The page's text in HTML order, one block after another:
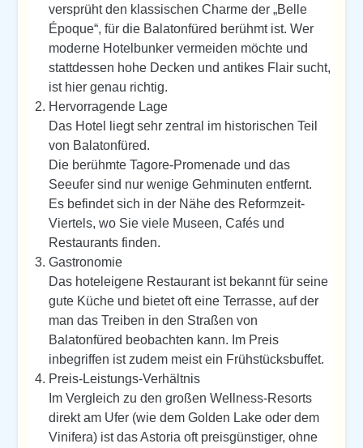
versprüht den klassischen Charme der „Belle
Époque“, für die Balatonfüred berühmt ist. Wer
moderne Hotelbunker vermeiden möchte und
stattdessen hohe Decken und antikes Flair sucht,
ist hier genau richtig.
Hervorragende Lage
Das Hotel liegt sehr zentral im historischen Teil
von Balatonfüred.
Die berühmte Tagore-Promenade und das
Seeufer sind nur wenige Gehminuten entfernt.
Es befindet sich in der Nähe des Reformzeit-
Viertels, wo Sie viele Museen, Cafés und
Restaurants finden.
Gastronomie
Das hoteleigene Restaurant ist bekannt für seine
gute Küche und bietet oft eine Terrasse, auf der
man das Treiben in den Straßen von
Balatonfüred beobachten kann. Im Preis
inbegriffen ist zudem meist ein Frühstücksbuffet.
Preis-Leistungs-Verhältnis
Im Vergleich zu den großen Wellness-Resorts
direkt am Ufer (wie dem Golden Lake oder dem
Vinifera) ist das Astoria oft preisgünstiger, ohne